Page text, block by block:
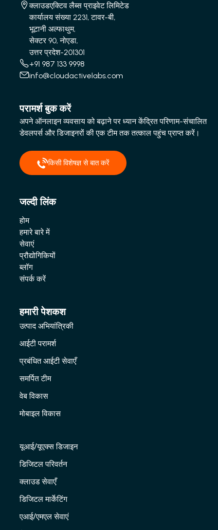
क्लाउडएक्टिव लैब्स प्राइवेट लिमिटेड
कार्यालय संख्या 2231, टावर-बी,
भूटानी अल्फाथुम,
सेक्टर 90, नोएडा,
उत्तर प्रदेश-201301
+91 987 133 9998
info@cloudactivelabs.com
परामर्श बुक करें
अपने ऑनलाइन व्यवसाय को बढ़ाने पर ध्यान केंद्रित परिणाम-संचालित
डेवलपर्स और डिजाइनरों की एक टीम तक तत्काल पहुंच प्राप्त करें।
किसी विशेषज्ञ से बात करें
जल्दी लिंक
होम
हमारे बारे में
सेवाएं
प्रौद्योगिकियों
ब्लॉग
संपर्क करें
हमारी पेशकश
उत्पाद अभियांत्रिकी
आईटी परामर्श
प्रबंधित आईटी सेवाएँ
समर्पित टीम
वेब विकास
मोबाइल विकास
यूआई/यूएक्स डिजाइन
डिजिटल परिवर्तन
क्लाउड सेवाएँ
डिजिटल मार्केटिंग
एआई/एमएल सेवाएं